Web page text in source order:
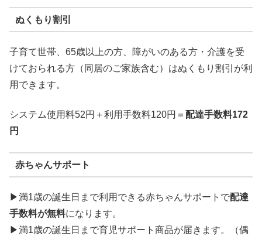
ぬくもり割引
子育て世帯、65歳以上の方、障がいのある方・介護を受
けておられる方（同居のご家族含む）はぬくもり割引が利
用できます。
システム使用料52円＋利用手数料120円＝ 配達手数料172
円
赤ちゃんサポート
▶満1歳の誕生日まで利用できる赤ちゃんサポートで配達
手数料が無料になります。
▶満1歳の誕生日まで育児サポート商品が届きます。（偶